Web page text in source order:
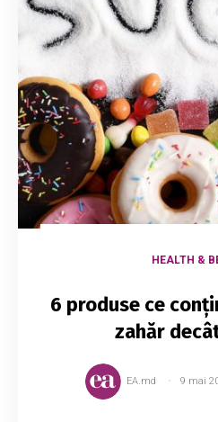
HEALTH &
6 produse ce
zahăr
EA.md 9 mai